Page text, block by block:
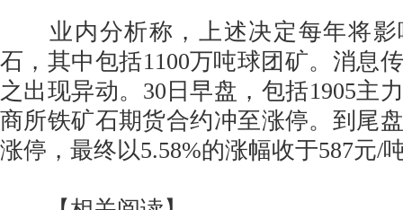
业内分析称，上述决定每年将影
石，其中包括1100万吨球团矿。消息
之出现异动。30日早盘，包括1905主
商所铁矿石期货合约冲至涨停。到尾
涨停，最终以5.58%的涨幅收于587元/